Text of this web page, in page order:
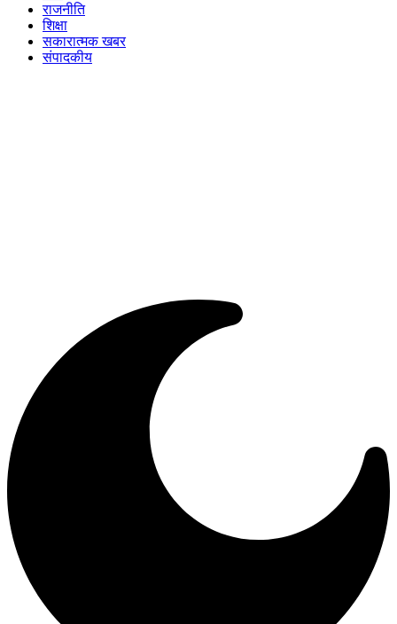
राजनीति
शिक्षा
सकारात्मक खबर
संपादकीय